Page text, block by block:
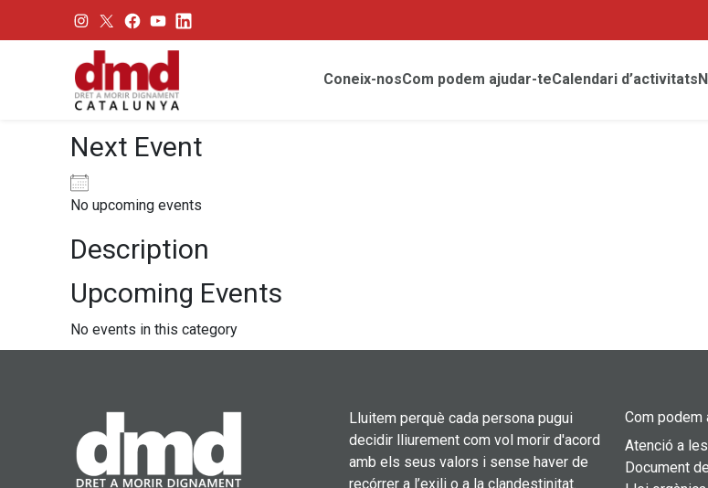
Coneix-nosCom podem ajudar-teCalendari d’activitats
Next Event
No upcoming events
Description
Upcoming Events
No events in this category
Lluitem perquè cada persona pugui
decidir lliurement com vol morir d'acord
amb els seus valors i sense haver de
recórrer a l’exili o a la clandestinitat.
Com podem
Atenció a
Document